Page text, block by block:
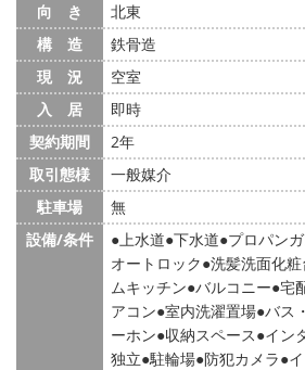
向 き
北東
構 造
鉄骨造
現 況
空室
入 居
即時
契約期間
2年
取引態様
一般媒介
駐車場
無
設備/条件
上水道 下水道 プロパン
オートロック 洗髪洗面化粧
ムキッチン バルコニー 宅
アコン 室内洗濯置場 バス
ーホン 収納スペース イン
独立 駐輪場 防犯カメラ